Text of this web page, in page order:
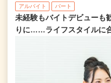
アルバイト パート
未経験もバイトデビューも
りに……ライフスタイルに